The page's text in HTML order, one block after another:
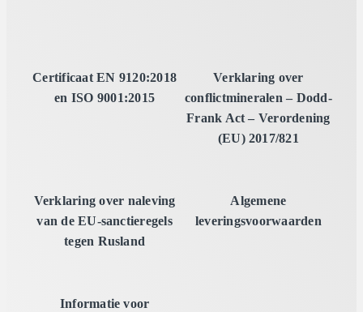
Certificaat EN 9120:2018
en ISO 9001:2015
Verklaring over
conflictmineralen – Dodd-
Frank Act – Verordening
(EU) 2017/821
Verklaring over naleving
van de EU-sanctieregels
tegen Rusland
Algemene
leveringsvoorwaarden
Informatie voor